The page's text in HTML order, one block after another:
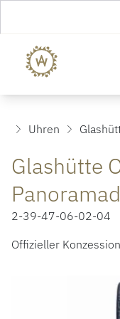
Uhren
Glashütte
2-39-47-06-02-04
Offizieller